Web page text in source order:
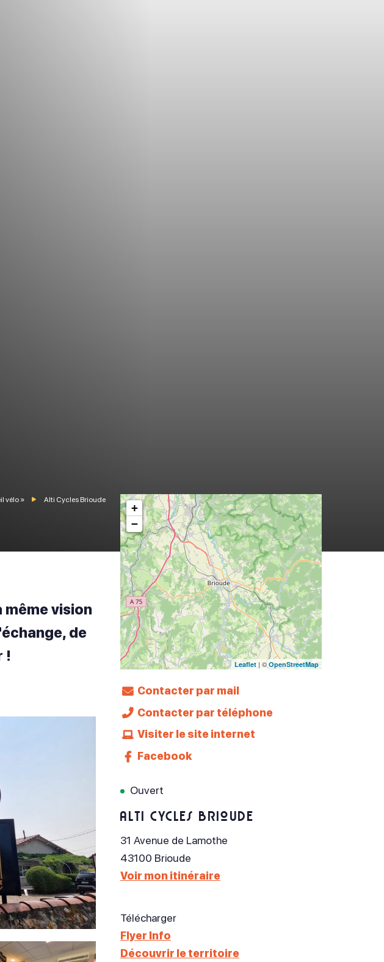
vélo » Alti Cycles Brioude
vision
de
!
+
−
Leaflet | ©OpenStreetMap
Contacter par mail
Contacter par téléphone
Visiter le site internet
Facebook
Ouvert
Alti Cycles Brioude
31 Avenue de Lamothe
43100 Brioude
Voir mon itinéraire
Télécharger
Flyer Info
Découvrir le territoire